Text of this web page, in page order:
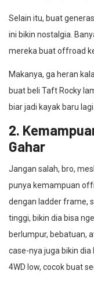
Selain itu, buat
ini bikin nostalgia.
mereka buat offroad
Makanya, ga heran
buat beli Taft Rocky
biar jadi kayak baru lagi.
2.
Gahar
Jangan salah, bro,
punya kemampuan
dengan ladder frame,
tinggi, bikin dia bisa
berlumpur, bebatuan,
case-nya juga bikin dia
4WD low, cocok buat